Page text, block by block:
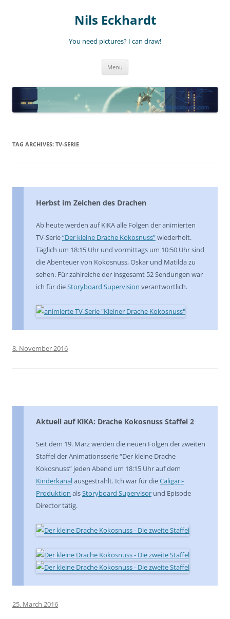
Nils Eckhardt
You need pictures? I can draw!
Menu
TAG ARCHIVES: TV-SERIE
Herbst im Zeichen des Drachen
Ab heute werden auf KiKA alle Folgen der animierten
TV-Serie“Der kleine Drache Kokosnuss”wiederholt.
Täglich um 18:15 Uhr und vormittags um 10:50 Uhr sind
die Abenteuer von Kokosnuss, Oskar und Matilda zu
sehen. Für zahlreiche der insgesamt 52 Sendungen war
ich für dieStoryboard Supervision verantwortlich.
8. November 2016
Aktuell auf KiKA: Drache Kokosnuss Staffel 2
Seit dem 19. März werden die neuen Folgen der zweiten
Staffel der Animationsserie “Der kleine Drache
Kokosnuss” jeden Abend um 18:15 Uhr auf dem
Kinderkanalausgestrahlt. Ich war für dieCaligari-
Produktion alsStoryboard Supervisor und Episode
Director tätig.
25. March 2016